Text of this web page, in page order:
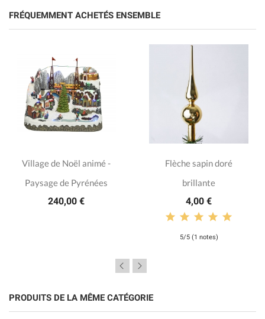
FRÉQUEMMENT ACHETÉS ENSEMBLE
Village de Noël animé -
Paysage de Pyrénées
240,00 €
Flèche sapin doré
brillante
4,00 €
5/5 (1 notes)
PRODUITS DE LA MÊME CATÉGORIE